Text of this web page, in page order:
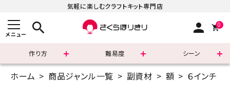
気軽に楽しむクラフトキット専門店
メニュー search person 0
作り方 難易度 シーン
まずはこちら
ホーム 商品ジャンル一覧 副資材 額 ６インチ